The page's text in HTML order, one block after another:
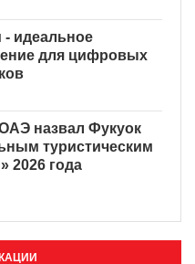
- идеальное
для цифровых
назвал Фукуок
туристическим
2026 года